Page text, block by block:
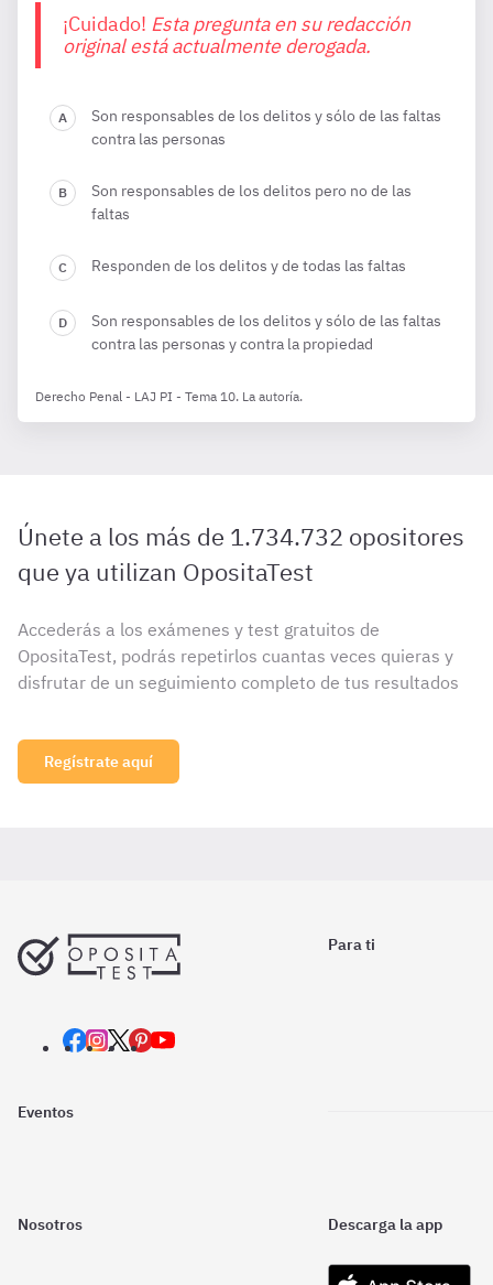
¡Cuidado! Esta pregunta en su redacción
original está actualmente derogada.
Son responsables de los delitos y sólo de las faltas
contra las personas
Son responsables de los delitos pero no de las
faltas
Responden de los delitos y de todas las faltas
Son responsables de los delitos y sólo de las faltas
contra las personas y contra la propiedad
Derecho Penal - LAJ PI - Tema 10. La autoría.
Únete a los más de 1.734.732 opositores
que ya utilizan OpositaTest
Accederás a los exámenes y test gratuitos de
OpositaTest, podrás repetirlos cuantas veces quieras y
disfrutar de un seguimiento completo de tus resultados
Regístrate aquí
Para ti
Eventos
Nosotros Descarga la app